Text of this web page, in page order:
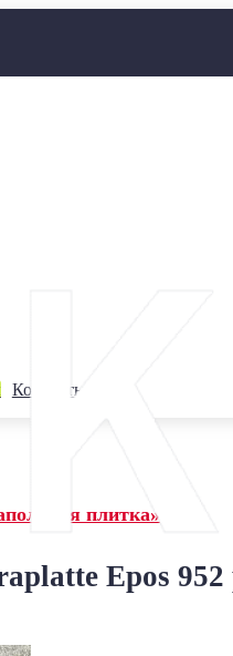
Контакты
плитка»
Epos